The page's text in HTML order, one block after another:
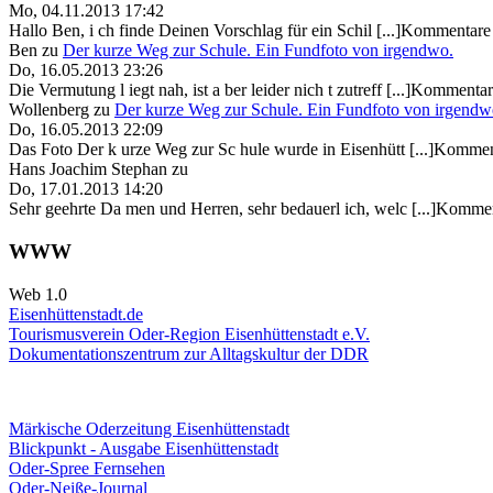
Mo, 04.11.2013 17:42
Hallo Ben, i ch finde Deinen Vorschlag für ein Schil
Ben zu Der kurze Weg zur Schule. Ein Fundfoto von irgendwo.
Do, 16.05.2013 23:26
Die Vermutung l iegt nah, ist a ber leider nich t zutreff
Wollenberg zu Der kurze Weg zur Schule. Ein Fundfoto von
Do, 16.05.2013 22:09
Das Foto Der k urze Weg zur Sc hule wurde in Eisenhütt
Hans Joachim Stephan zu
Do, 17.01.2013 14:20
Sehr geehrte Da men und Herren, sehr bedauerl ich, welc
WWW
Web 1.0
Eisenhüttenstadt.de
Tourismusverein Oder-Region Eisenhüttenstadt e.V.
Dokumentationszentrum zur Alltagskultur der DDR
Märkische Oderzeitung Eisenhüttenstadt
Blickpunkt - Ausgabe Eisenhüttenstadt
Oder-Spree Fernsehen
Oder-Neiße-Journal